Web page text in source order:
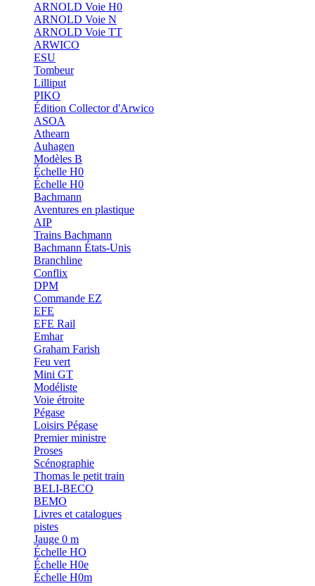
ARNOLD Voie H0
ARNOLD Voie N
ARNOLD Voie TT
ARWICO
ESU
Tombeur
Lilliput
PIKO
Édition Collector d'Arwico
ASOA
Athearn
Auhagen
Modèles B
Échelle H0
Échelle H0
Bachmann
Aventures en plastique
AIP
Trains Bachmann
Bachmann États-Unis
Branchline
Conflix
DPM
Commande EZ
EFE
EFE Rail
Emhar
Graham Farish
Feu vert
Mini GT
Modéliste
Voie étroite
Pégase
Loisirs Pégase
Premier ministre
Proses
Scénographie
Thomas le petit train
BELI-BECO
BEMO
Livres et catalogues
pistes
Jauge 0 m
Échelle HO
Échelle H0e
Échelle H0m